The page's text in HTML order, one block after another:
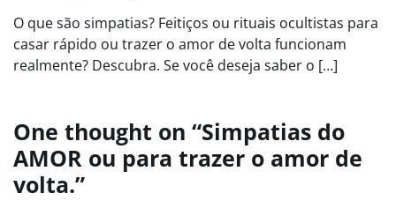
O que são simpatias? Feitiços ou rituais ocultistas para
casar rápido ou trazer o amor de volta funcionam
realmente? Descubra. Se você deseja saber o […]
One thought on “Simpatias do
AMOR ou para trazer o amor de
volta.”